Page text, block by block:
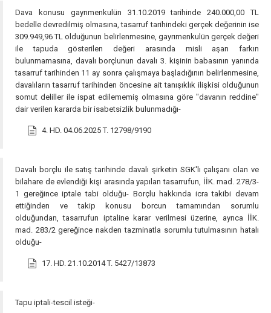
Dava konusu gayrımenkulün 31.10.2019 tarihinde 240.000,00 TL
bedelle devredilmiş olmasına, tasarruf tarihindeki gerçek değerinin ise
309.949,96 TL olduğunun belirlenmesine, gayrımenkulün gerçek değeri
ile tapuda gösterilen değeri arasında misli aşan farkın
bulunmamasına, davalı borçlunun davalı 3. kişinin babasının yanında
tasarruf tarihinden 11 ay sonra çalışmaya başladığının belirlenmesine,
davalıların tasarruf tarihinden öncesine ait tanışıklık ilişkisi olduğunun
somut deliller ile ispat edilememiş olmasına göre "davanın reddine"
dair verilen kararda bir isabetsizlik bulunmadığı-
4. HD. 04.06.2025 T. 12798/9190
Davalı borçlu ile satış tarihinde davalı şirketin SGK'lı çalışanı olan ve
bilahare de evlendiği kişi arasında yapılan tasarrufun, İİK. mad. 278/3-
1 gereğince iptale tabi olduğu- Borçlu hakkında icra takibi devam
ettiğinden ve takip konusu borcun tamamından sorumlu
olduğundan, tasarrufun iptaline karar verilmesi üzerine, ayrıca İİK.
mad. 283/2 gereğince nakden tazminatla sorumlu tutulmasının hatalı
olduğu-
17. HD. 21.10.2014 T. 5427/13873
Tapu iptali-tescil isteği-